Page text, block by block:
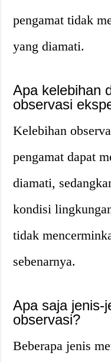
pengamat tidak
yang diamati.
Apa kelebihan
observasi
Kelebihan
pengamat dapat
diamati,
kondisi
tidak
sebenarnya.
Apa saja jenis-
observasi?
Beberapa jenis